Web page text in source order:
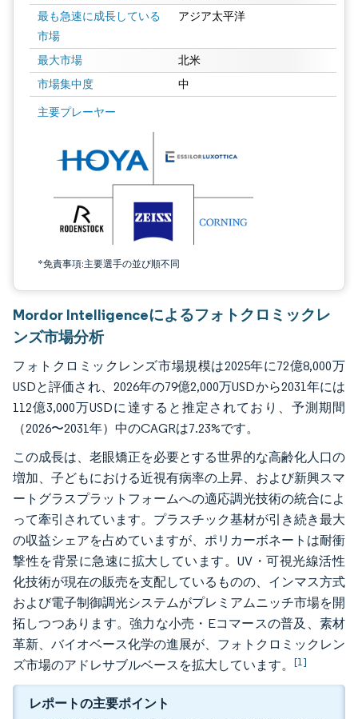
最も急速に成長している
市場
アジア太平洋
最大市場 北米
市場集中度 中
主要プレーヤー
*免責事項:主要選手の並び順不同
画像 © Mordor Intelligence。再利用にはCC BY 4.0の表示が必要です。
Mordor Intelligenceによるフォトクロミックレ
ンズ市場分析
フォトクロミックレンズ市場規模は2025年に72億8,000万
USDと評価され、2026年の79億2,000万USDから2031年には
112億3,000万USDに達すると推定されており、予測期間
（2026〜2031年）中のCAGRは7.23%です。
この成長は、老眼矯正を必要とする世界的な高齢化人口の
増加、子どもにおける近視有病率の上昇、および新興スマ
ートグラスプラットフォームへの適応調光技術の統合によ
って牽引されています。プラスチック基材が引き続き最大
の収益シェアを占めていますが、ポリカーボネートは耐衝
撃性を背景に急速に拡大しています。UV・可視光線活性
化技術が現在の販売を支配しているものの、インマス方式
および電子制御調光システムがプレミアムニッチ市場を開
拓しつつあります。強力な小売・Eコマースの普及、素材
革新、バイオベース化学の進展が、フォトクロミックレン
ズ市場のアドレサブルベースを拡大しています。 [1]
レポートの主要ポイント